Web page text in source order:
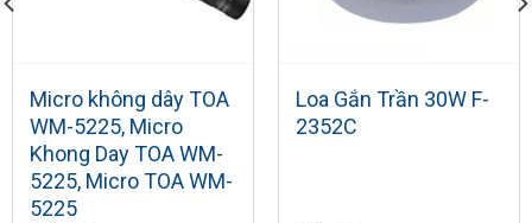
Micro không dây TOA
WM-5225, Micro
Khong Day TOA WM-
5225, Micro TOA WM-
5225
Loa Gắn Trần 30W F-
2352C